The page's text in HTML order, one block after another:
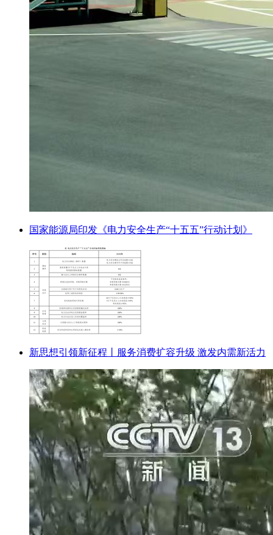
国家能源局印发《电力安全生产“十五五”行动计划》
新思想引领新征程丨服务消费扩容升级 激发内需新活力